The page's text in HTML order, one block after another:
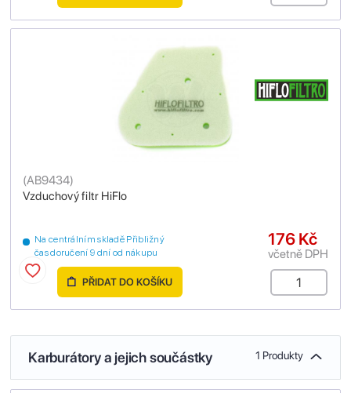
Vzduchový filtr HiFlo
(AB9434)
Na centrálním skladě Přibližný
čas doručení 9 dní od nákupu
176 Kč
včetně DPH
PŘIDAT DO KOŠÍKU
Karburátory a jejich součástky 1 Produkty